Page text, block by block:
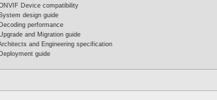
Device compatibility
design guide
performance
and Migration guide
and Engineering specification
guide